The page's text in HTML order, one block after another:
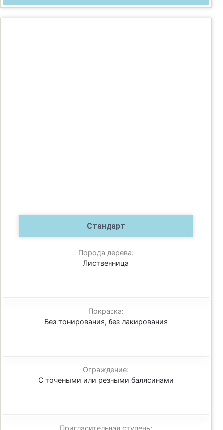
Стандарт
Порода дерева:
Лиственница
Покраска:
Без тонирования, без лакирования
Ограждение:
С точеными или резными балясинами
Пригласительная ступень: